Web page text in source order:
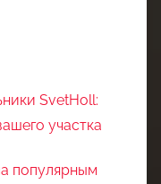
SvetHoll:
участка
популярным